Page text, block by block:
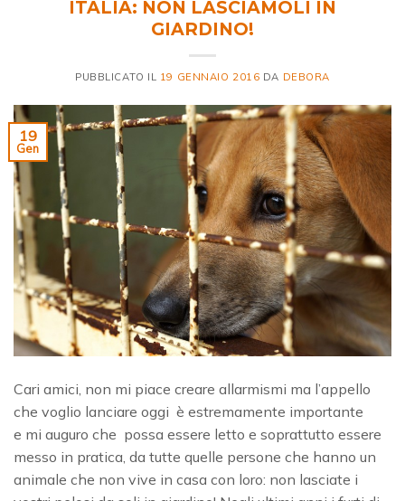
ITALIA: NON LASCIAMOLI IN
GIARDINO!
PUBBLICATO IL 19 GENNAIO 2016 DA DEBORA
19
Gen
Cari amici, non mi piace creare allarmismi ma l’appello
che voglio lanciare oggi è estremamente importante
e mi auguro che possa essere letto e soprattutto essere
messo in pratica, da tutte quelle persone che hanno un
animale che non vive in casa con loro: non lasciate i